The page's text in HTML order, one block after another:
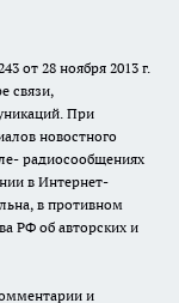
от 28 ноября 2013 г.
связи,
При
новостного
радиосообщениях
в Интернет-
в противном
РФ об авторских и
и